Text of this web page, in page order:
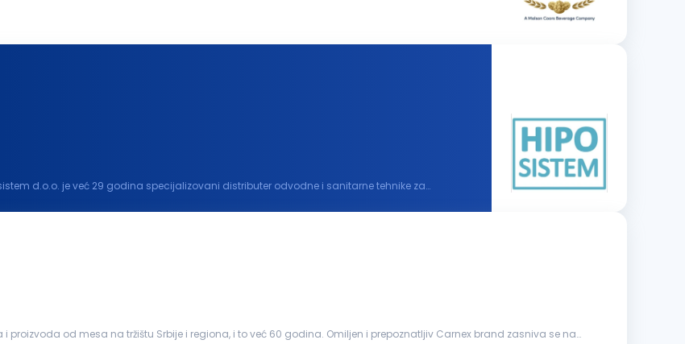
d.o.o. je već 29 godina specijalizovani distributer odvodne i sanitarne tehnike za
od mesa na tržištu Srbije i regiona, i to već 60 godina. Omiljen i prepoznatljiv Carnex brand zasniva se na